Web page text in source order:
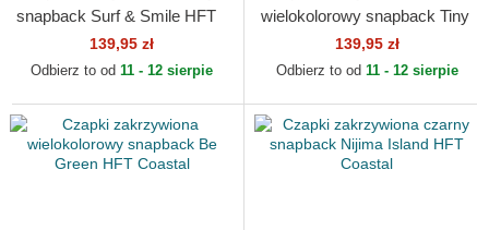
snapback Surf & Smile HFT
139,95 zł
Odbierz to od 11 - 12 sierpie
wielokolorowy snapback Tiny
Waves Big Smiles HFT
Coastal
139,95 zł
Odbierz to od 11 - 12 sierpie